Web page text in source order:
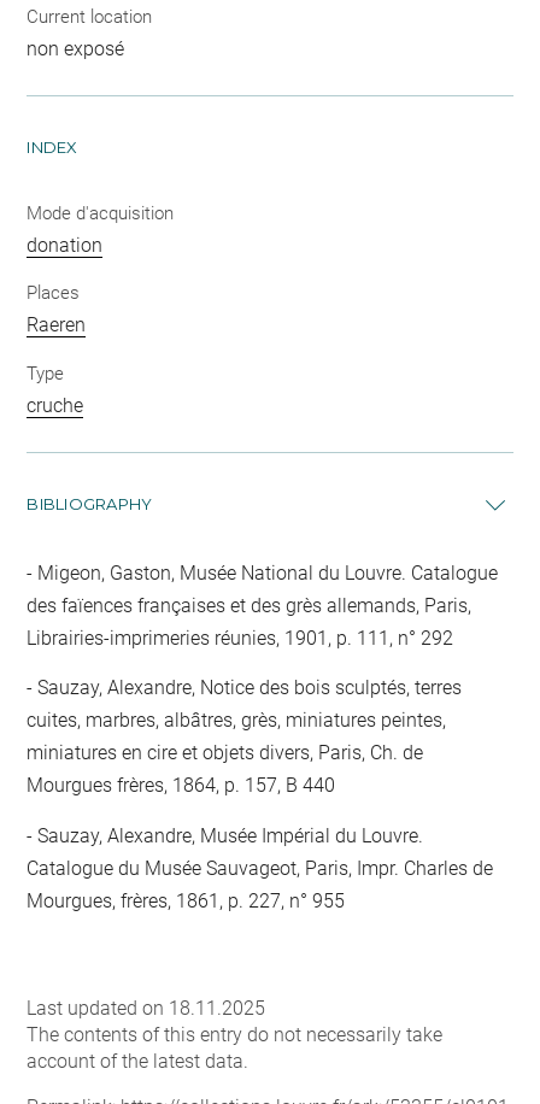
Current location
non exposé
INDEX
Mode d'acquisition
donation
Places
Raeren
Type
cruche
BIBLIOGRAPHY
Migeon, Gaston, Musée National du Louvre. Catalogue
des faïences françaises et des grès allemands, Paris,
Librairies-imprimeries réunies, 1901, p. 111, n° 292
Sauzay, Alexandre, Notice des bois sculptés, terres
cuites, marbres, albâtres, grès, miniatures peintes,
miniatures en cire et objets divers, Paris, Ch. de
Mourgues frères, 1864, p. 157, B 440
Sauzay, Alexandre, Musée Impérial du Louvre.
Catalogue du Musée Sauvageot, Paris, Impr. Charles de
Mourgues, frères, 1861, p. 227, n° 955
Last updated on 18.11.2025
The contents of this entry do not necessarily take
account of the latest data.